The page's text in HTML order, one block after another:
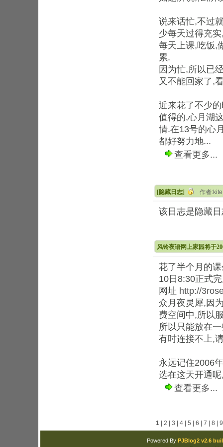
说来话忙,不过
少每天过得充
每天上课,吃饭,
累.
因为忙,所以已
又不能回家了,
近来花了不少
值得的,心月湖
情.在13号的心
都好努力地...
查看更多...
[隐藏日志] 作者
该日志是隐藏
风铃夜语网上家园将于
花了半个月的
10日8:30正式
网址 http://
众月夜灵犀,因
费空间中,所以
所以只能放在
有时连接不上,
永远记住2006
选在这天开通
查看更多...
1 2 3 4 5 6 7 8 9
Powered By PJBlog2 v2.6